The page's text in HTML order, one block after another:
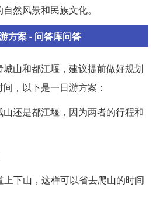
然风景和民族文化。
方案 - 问答库问答
山和都江堰，建议提前做好规划
，以下是一日游方案：
还是都江堰，因为两者的行程和
上下山，这样可以省去爬山的时间